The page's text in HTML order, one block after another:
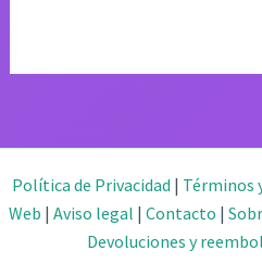
Política de Privacidad | Términos
Web | Aviso legal | Contacto |
Devoluciones y